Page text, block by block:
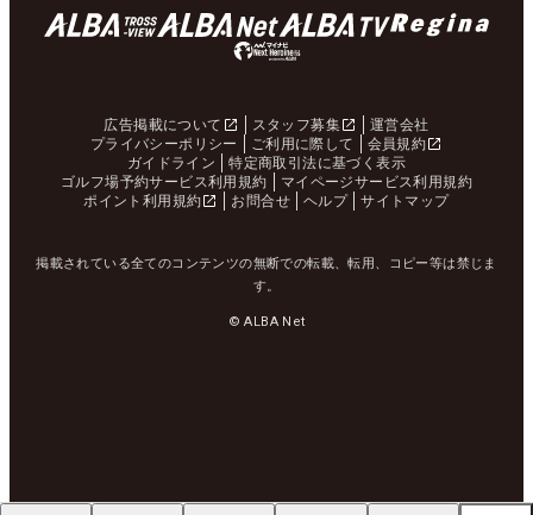
広告掲載について スタッフ募集
運営会社
プライバシーポリシー
ご利用に際して
会員規約
ガイドライン
特定商取引法に基づく表示
ゴルフ場予約サービス利用規約
マイページサービス利用規約
ポイント利用規約
お問合せ ヘルプ サイトマップ
掲載されている全てのコンテンツの無断での転載、転用、コピー等は禁じま
す。
© ALBA Net